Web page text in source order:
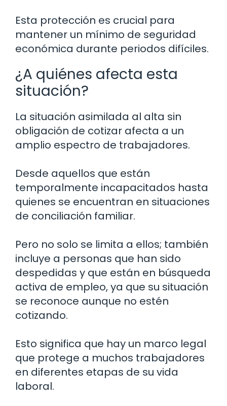
Esta protección es crucial para
mantener un mínimo de seguridad
económica durante periodos difíciles.
¿A quiénes afecta esta
situación?
La situación asimilada al alta sin
obligación de cotizar afecta a un
amplio espectro de trabajadores.
Desde aquellos que están
temporalmente incapacitados hasta
quienes se encuentran en situaciones
de conciliación familiar.
Pero no solo se limita a ellos; también
incluye a personas que han sido
despedidas y que están en búsqueda
activa de empleo, ya que su situación
se reconoce aunque no estén
cotizando.
Esto significa que hay un marco legal
que protege a muchos trabajadores
en diferentes etapas de su vida
laboral.